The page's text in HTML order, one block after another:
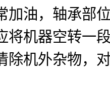
加油，轴承部
将机器空转一
除机外杂物，